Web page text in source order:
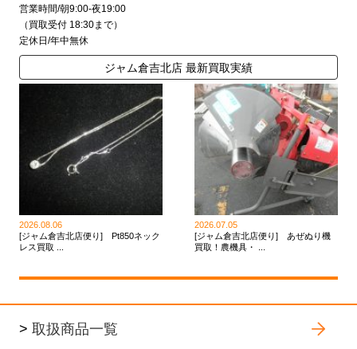
営業時間/朝9:00-夜19:00
（買取受付 18:30まで）
定休日/年中無休
ジャム倉吉北店 最新買取実績
2026.08.06
[ジャム倉吉北店便り] Pt850ネック
レス買取 ...
2026.07.05
[ジャム倉吉北店便り] あぜぬり機
買取！農機具・ ...
> 取扱商品一覧